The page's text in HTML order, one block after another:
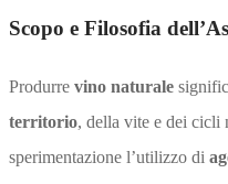
Scopo e Filosofia
Produrre vino naturale
territorio, della vite e dei cicli
sperimentazione l’utilizzo di